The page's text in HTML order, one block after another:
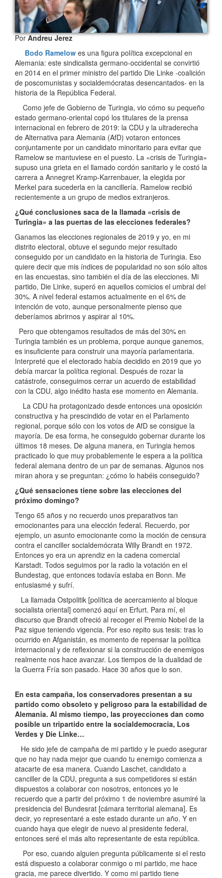
PorAndreu Jerez
Bodo Ramelow es una figura política excepcional en
Alemania: este sindicalista germano-occidental se convirtió
en 2014 en el primer ministro del partido Die Linke -coalición
de poscomunistas y socialdemócratas desencantados- en la
historia de la República Federal.
Como jefe de Gobierno de Turingia, vio cómo su pequeño
estado germano-oriental copó los titulares de la prensa
internacional en febrero de 2019: la CDU y la ultraderecha
de Alternativa para Alemania (AfD) votaron entonces
conjuntamente por un candidato minoritario para evitar que
Ramelow se mantuviese en el puesto. La «crisis de Turingia»
supuso una grieta en el llamado cordón sanitario y le costó la
carrera a Annegret Kramp-Karrenbauer, la elegida por
Merkel para sucederla en la cancillería. Ramelow recibió
recientemente a un grupo de medios extranjeros.
¿Qué conclusiones saca de la llamada «crisis de
Turingia» a las puertas de las elecciones federales?
Ganamos las elecciones regionales de 2019 y yo, en mi
distrito electoral, obtuve el segundo mejor resultado
conseguido por un candidato en la historia de Turingia. Eso
quiere decir que mis índices de popularidad no son sólo altos
en las encuestas, sino también el día de las elecciones. Mi
partido, Die Linke, superó en aquellos comicios el umbral del
30%. A nivel federal estamos actualmente en el 6% de
intención de voto, aunque personalmente pienso que
deberíamos abrirnos y aspirar al 10%.
Pero que obtengamos resultados de más del 30% en
Turingia también es un problema, porque aunque ganemos,
es insuficiente para construir una mayoría parlamentaria.
Interpreté que el electorado había decidido en 2019 que yo
debía marcar la política regional. Después de rozar la
catástrofe, conseguimos cerrar un acuerdo de estabilidad
con la CDU, algo inédito hasta ese momento en Alemania.
La CDU ha protagonizado desde entonces una oposición
constructiva y ha prescindido de votar en el Parlamento
regional, porque sólo con los votos de AfD se consigue la
mayoría. De esa forma, he conseguido gobernar durante los
últimos 18 meses. De alguna manera, en Turingia hemos
practicado lo que muy probablemente le espera a la política
federal alemana dentro de un par de semanas. Algunos nos
miran ahora y se preguntan: ¿cómo lo habéis conseguido?
¿Qué sensaciones tiene sobre las elecciones del
próximo domingo?
Tengo 65 años y no recuerdo unos preparativos tan
emocionantes para una elección federal. Recuerdo, por
ejemplo, un asunto emocionante como la moción de censura
contra el canciller socialdemócrata Willy Brandt en 1972.
Entonces yo era un aprendiz en la cadena comercial
Karstadt. Todos seguimos por la radio la votación en el
Bundestag, que entonces todavía estaba en Bonn. Me
entusiasmé y sufrí.
La llamada Ostpolitik [política de acercamiento al bloque
socialista oriental] comenzó aquí en Erfurt. Para mí, el
discurso que Brandt ofreció al recoger el Premio Nobel de la
Paz sigue teniendo vigencia. Por eso repito sus tesis: tras lo
ocurrido en Afganistán, es momento de repensar la política
internacional y de reflexionar si la construcción de enemigos
realmente nos hace avanzar. Los tiempos de la dualidad de
la Guerra Fría son pasado. Hace 30 años que lo son.
En esta campaña, los conservadores presentan a su
partido como obsoleto y peligroso para la estabilidad de
Alemania. Al mismo tiempo, las proyecciones dan como
posible un tripartido entre la socialdemocracia, Los
Verdes y Die Linke…
He sido jefe de campaña de mi partido y le puedo asegurar
que no hay nada mejor que cuando tu enemigo comienza a
atacarte de esa manera. Cuando Laschet, candidato a
canciller de la CDU, pregunta a sus competidores si están
dispuestos a colaborar con nosotros, entonces yo le
recuerdo que a partir del próximo 1 de noviembre asumiré la
presidencia del Bundesrat [cámara territorial alemana]. Es
decir, yo representaré a este estado durante un año. Y en
cuando haya que elegir de nuevo al presidente federal,
entonces seré el más alto representante de esta república.
Por eso, cuando alguien pregunta públicamente si el resto
está dispuesto a colaborar conmigo o mi partido, me hace
gracia, me parece divertido. Y como mi partido tiene